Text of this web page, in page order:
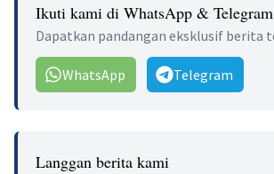
Ikuti kami di WhatsApp & Telegram
Dapatkan pandangan eksklusif berita
WhatsApp Telegram
Langgan berita kami